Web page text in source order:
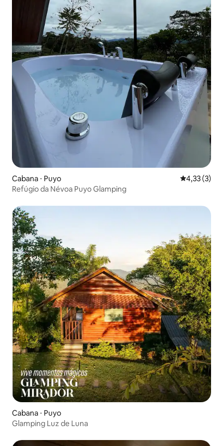
Cabana ⋅ Puyo 4,33 de
4,33 (3)
Refúgio da Névoa Puyo Glamping
Cabana ⋅ Puyo
Glamping Luz de Luna